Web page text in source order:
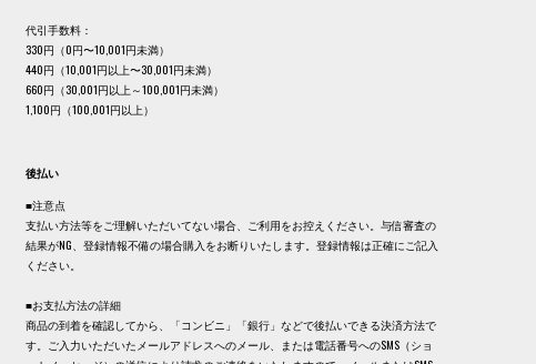
代引手数料：
330円（0円〜10,001円未満）
440円（10,001円以上〜30,001円未満）
660円（30,001円以上～100,001円未満）
1,100円（100,001円以上）
後払い
■注意点
支払い方法等をご理解いただいてない場合、ご利用をお控えください。与信審査の
結果がNG、登録情報不備の場合購入をお断りいたします。登録情報は正確にご記入
ください。
■お支払方法の詳細
商品の到着を確認してから、「コンビニ」「銀行」などで後払いできる決済方法で
す。ご入力いただいたメールアドレスへのメール、または電話番号へのSMS（ショ